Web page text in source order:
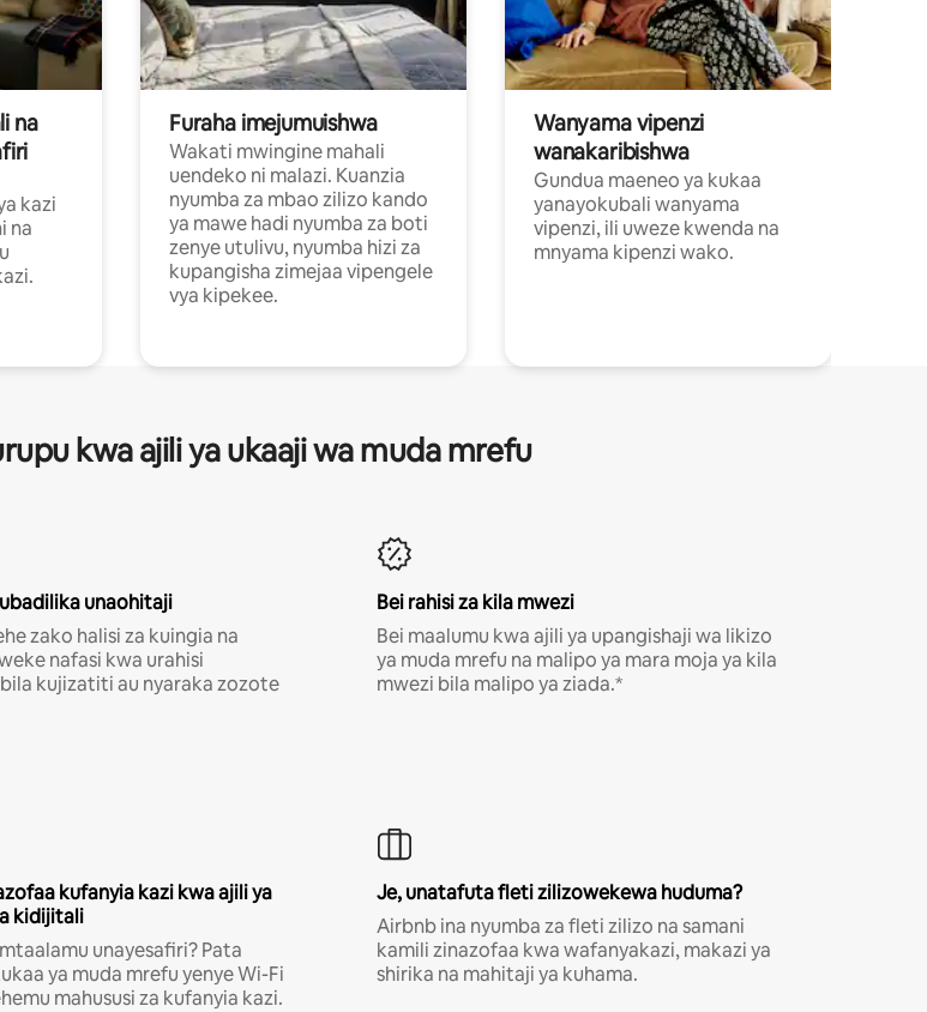
na
kazi
na
Furaha imejumuishwa
Wakati mwingine mahali
uendeko ni malazi. Kuanzia
nyumba za mbao zilizo kando
ya mawe hadi nyumba za boti
zenye utulivu, nyumba hizi za
kupangisha zimejaa vipengele
vya kipekee.
Wanyama vipenzi
wanakaribishwa
Gundua maeneo ya kukaa
yanayokubali wanyama
vipenzi, ili uweze kwenda na
mnyama kipenzi wako.
kwa ajili ya ukaaji wa muda mrefu
unaohitaji
zako halisi za kuingia na
nafasi kwa urahisi
kujizatiti au nyaraka zozote
Bei rahisi za kila mwezi
Bei maalumu kwa ajili ya upangishaji wa likizo
ya muda mrefu na malipo ya mara moja ya kila
mwezi bila malipo ya ziada.*
kufanyia kazi kwa ajili ya
kidijitali
unayesafiri? Pata
ya muda mrefu yenye Wi-Fi
mahususi za kufanyia kazi.
Je, unatafuta fleti zilizowekewa huduma?
Airbnb ina nyumba za fleti zilizo na samani
kamili zinazofaa kwa wafanyakazi, makazi ya
shirika na mahitaji ya kuhama.